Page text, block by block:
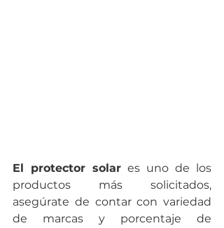
El protector solar es uno de los
productos más solicitados,
asegúrate de contar con variedad
de marcas y porcentaje de